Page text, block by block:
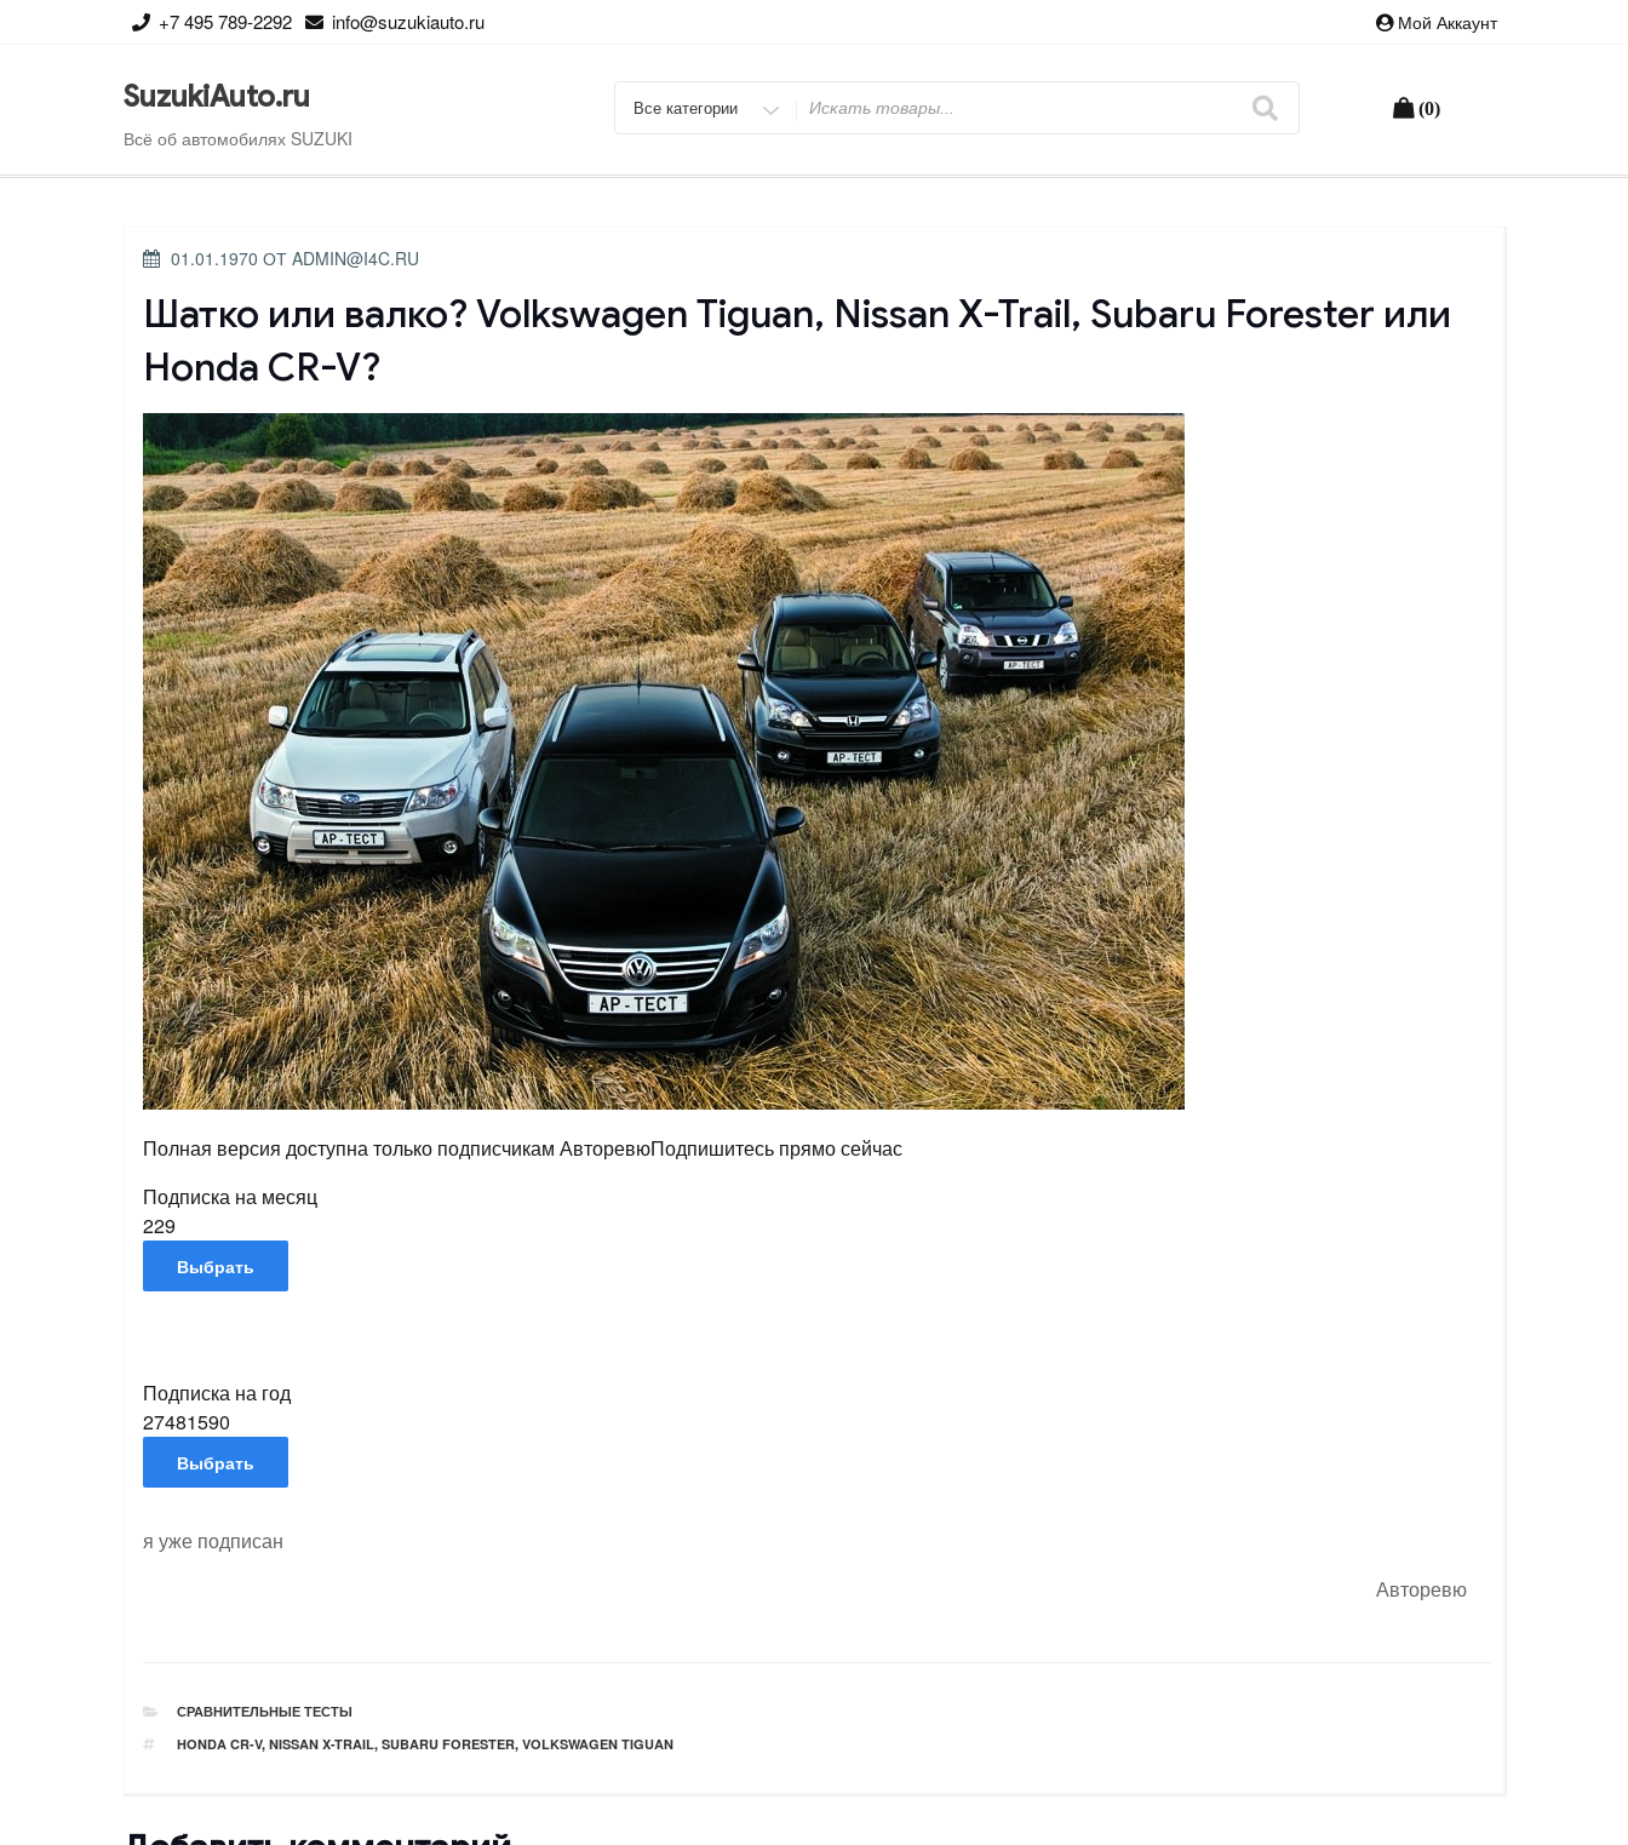
+7 495 789-2292 info@suzukiauto.ru Мой Аккаунт
SuzukiAuto.ru
Всё об автомобилях SUZUKI
Искать (0)
ОПУБЛИКОВАНО
01.01.1970 ОТ ADMIN@I4C.RU
Шатко или валко? Volkswagen Tiguan, Nissan X-Trail, Subaru Forester или
Honda CR-V?
Полная версия доступна только подписчикам АвторевюПодпишитесь прямо сейчас
Подписка на месяц
229
Подписка на год
27481590
я уже подписан
Авторевю
РУБРИКИ
СРАВНИТЕЛЬНЫЕ ТЕСТЫ
ТЕГИ
HONDA CR-V, NISSAN X-TRAIL, SUBARU FORESTER, VOLKSWAGEN TIGUAN